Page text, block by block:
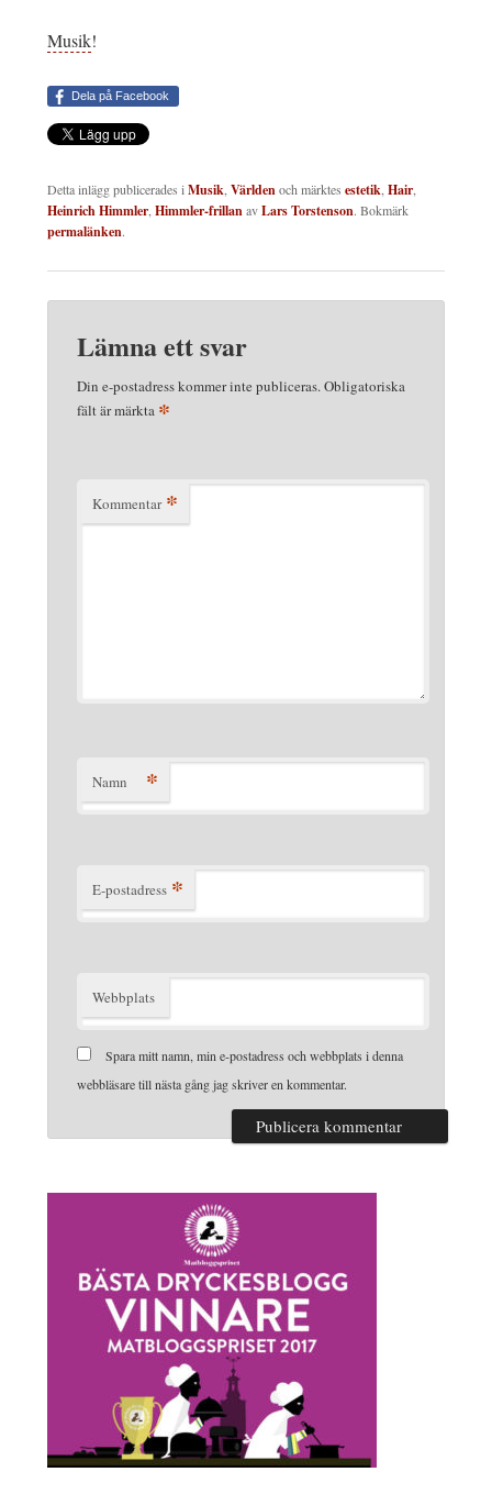
Musik!
Dela på Facebook
Detta inlägg publicerades i Musik Världenoch märktes estetik Hair
Heinrich Himmler Himmler-frillanavLars Torstenson. Bokmärk
permalänken.
Lämna ett svar
Din e-postadress kommer inte publiceras.Obligatoriska
fält är märkta *
Kommentar *
Namn *
E-postadress *
Webbplats
Spara mitt namn, min e-postadress och webbplats i denna
webbläsare till nästa gång jag skriver en kommentar.